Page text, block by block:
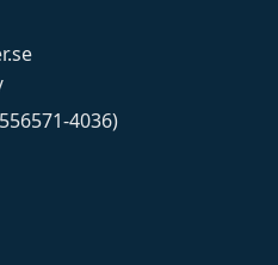
4036)